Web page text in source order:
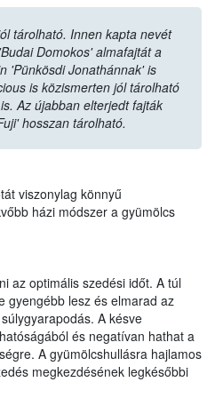
tárolható. Innen kapta nevét
Domokos' almafajtát a
'Pünkösdi Jonathánnak' is
is közismerten jól tárolható
Az újabban elterjedt fajták
hosszan tárolható.
viszonylag könnyű
házi módszer a gyümölcs
az optimális szedési időt. A túl
gyengébb lesz és elmarad az
A késve
és negatívan hathat a
A gyümölcshullásra hajlamos
megkezdésének legkésőbbi